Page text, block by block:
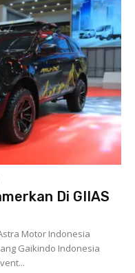
Di GIIAS
Astra Motor Indonesia
Gaikindo Indonesia